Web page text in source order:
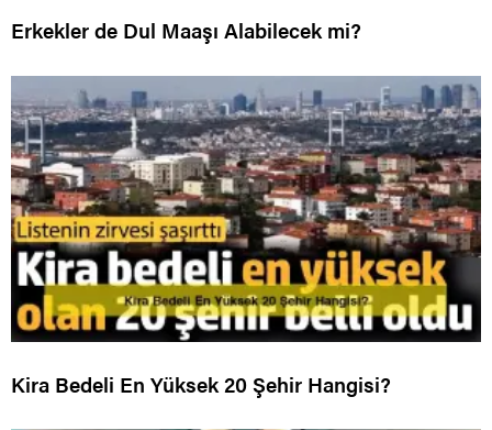
Erkekler de Dul Maaşı Alabilecek mi?
Kira Bedeli En Yüksek 20 Şehir Hangisi?